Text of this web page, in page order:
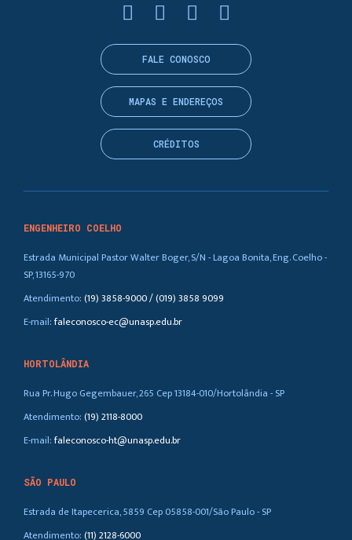
ENGENHEIRO COELHO
Estrada Municipal Pastor Walter Boger, S/N - Lagoa Bonita, Eng. Coelho -
SP, 13165-970
Atendimento:(19) 3858-9000 / (019) 3858 9099
E-mail:faleconosco-ec@unasp.edu.br
HORTOLÂNDIA
Rua Pr. Hugo Gegembauer, 265 Cep 13184-010/Hortolândia - SP
Atendimento:(19) 2118-8000
E-mail:faleconosco-ht@unasp.edu.br
SÃO PAULO
Estrada de Itapecerica, 5859 Cep 05858-001/São Paulo - SP
Atendimento:(11) 2128-6000
FALE CONOSCO
MAPAS E ENDEREÇOS
CRÉDITOS